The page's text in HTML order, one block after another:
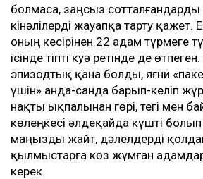
болмаса, заңсыз
кінәлілерді жауапқа тарту қажет.
оның кесірінен 22 адам түрмеге
ісінде тіпті куә ретінде де
эпизодтық қана болды, яғни
үшін» анда-санда барып-келіп
нақты ықпалынан гөрі, тегі мен
көлеңкесі әлдеқайда күшті
маңызды жайт, дәлелдерді
қылмыстарға көз жұмған
керек.